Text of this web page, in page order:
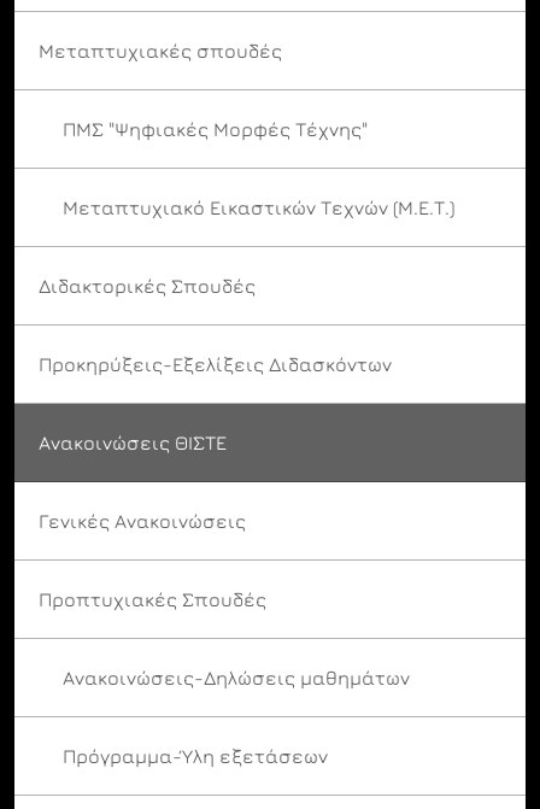
Μεταπτυχιακές σπουδές
ΠΜΣ "Ψηφιακές Μορφές Τέχνης"
Μεταπτυχιακό Εικαστικών Τεχνών (Μ.Ε.Τ.)
Διδακτορικές Σπουδές
Προκηρύξεις-Εξελίξεις Διδασκόντων
Ανακοινώσεις ΘΙΣΤΕ
Γενικές Ανακοινώσεις
Προπτυχιακές Σπουδές
Ανακοινώσεις-Δηλώσεις μαθημάτων
Πρόγραμμα-Ύλη εξετάσεων